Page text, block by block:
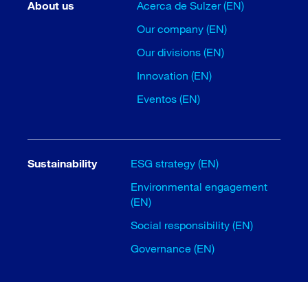
About us
Acerca de Sulzer (EN)
Our company (EN)
Our divisions (EN)
Innovation (EN)
Eventos (EN)
Sustainability
ESG strategy (EN)
Environmental engagement
(EN)
Social responsibility (EN)
Governance (EN)